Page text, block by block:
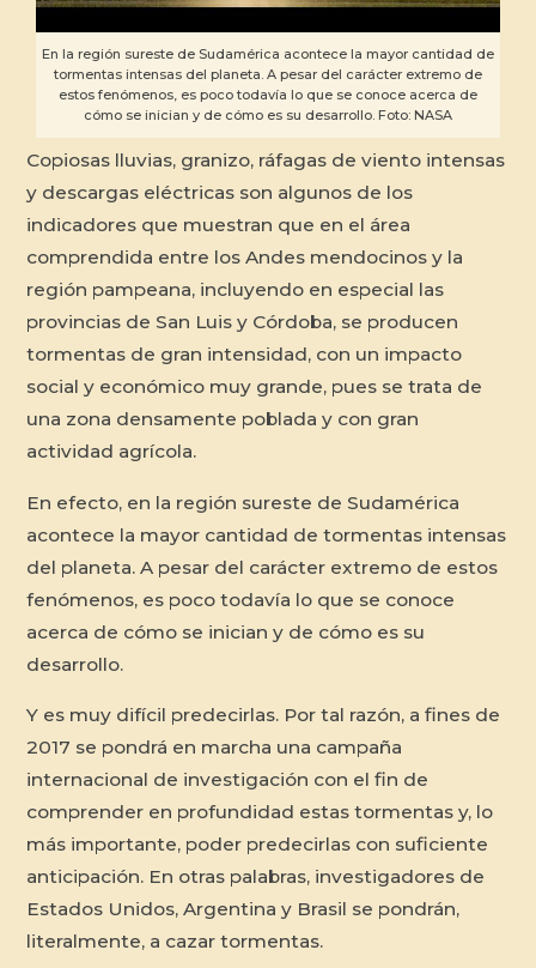
En la región sureste de Sudamérica acontece la mayor cantidad de
tormentas intensas del planeta. A pesar del carácter extremo de
estos fenómenos, es poco todavía lo que se conoce acerca de
cómo se inician y de cómo es su desarrollo. Foto: NASA
Copiosas lluvias, granizo, ráfagas de viento intensas
y descargas eléctricas son algunos de los
indicadores que muestran que en el área
comprendida entre los Andes mendocinos y la
región pampeana, incluyendo en especial las
provincias de San Luis y Córdoba, se producen
tormentas de gran intensidad, con un impacto
social y económico muy grande, pues se trata de
una zona densamente poblada y con gran
actividad agrícola.
En efecto, en la región sureste de Sudamérica
acontece la mayor cantidad de tormentas intensas
del planeta. A pesar del carácter extremo de estos
fenómenos, es poco todavía lo que se conoce
acerca de cómo se inician y de cómo es su
desarrollo.
Y es muy difícil predecirlas. Por tal razón, a fines de
2017 se pondrá en marcha una campaña
internacional de investigación con el fin de
comprender en profundidad estas tormentas y, lo
más importante, poder predecirlas con suficiente
anticipación. En otras palabras, investigadores de
Estados Unidos, Argentina y Brasil se pondrán,
literalmente, a cazar tormentas.